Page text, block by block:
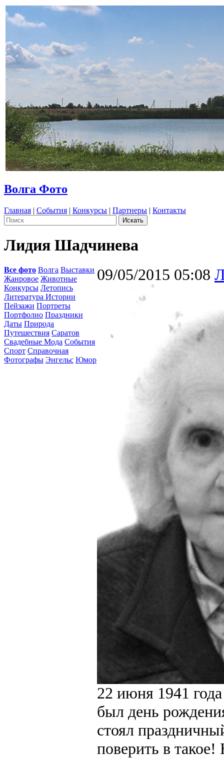
Волга Фото
Главная | События | Конкурсы | Партнеры | Контакты
Лидия Шадчинева
Все фото Волга Выставки
Жанровое Животные
Конкурсы Летопись
Литература Истории
Пейзажи Портреты
Портфолио Праздники
Даты Природа
Путешествия Саратов
Свадебные Мода События
Спорт Справочная
Фотографы Энгельс Юмор
09/05/2015 05:08
22 июня 1941
был день
стоял
поверить в